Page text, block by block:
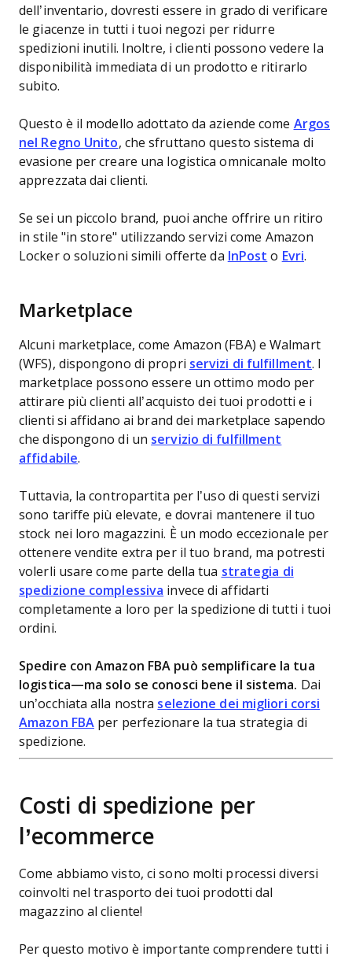
dell’inventario, dovresti essere in grado di verificare
le giacenze in tutti i tuoi negozi per ridurre
spedizioni inutili. Inoltre, i clienti possono vedere la
disponibilità immediata di un prodotto e ritirarlo
subito.
Questo è il modello adottato da aziende come Argos
nel Regno Unito, che sfruttano questo sistema di
evasione per creare una logistica omnicanale molto
apprezzata dai clienti.
Se sei un piccolo brand, puoi anche offrire un ritiro
in stile "in store" utilizzando servizi come Amazon
Locker o soluzioni simili offerte da InPost o Evri.
Marketplace
Alcuni marketplace, come Amazon (FBA) e Walmart
(WFS), dispongono di propri servizi di fulfillment. I
marketplace possono essere un ottimo modo per
attirare più clienti all’acquisto dei tuoi prodotti e i
clienti si affidano ai brand dei marketplace sapendo
che dispongono di un servizio di fulfillment
affidabile.
Tuttavia, la contropartita per l’uso di questi servizi
sono tariffe più elevate, e dovrai mantenere il tuo
stock nei loro magazzini. È un modo eccezionale per
ottenere vendite extra per il tuo brand, ma potresti
volerli usare come parte della tua strategia di
spedizione complessiva invece di affidarti
completamente a loro per la spedizione di tutti i tuoi
ordini.
Spedire con Amazon FBA può semplificare la tua
logistica—ma solo se conosci bene il sistema. Dai
un’occhiata alla nostra selezione dei migliori corsi
Amazon FBA per perfezionare la tua strategia di
spedizione.
Costi di spedizione per
l’ecommerce
Come abbiamo visto, ci sono molti processi diversi
coinvolti nel trasporto dei tuoi prodotti dal
magazzino al cliente!
Per questo motivo è importante comprendere tutti i